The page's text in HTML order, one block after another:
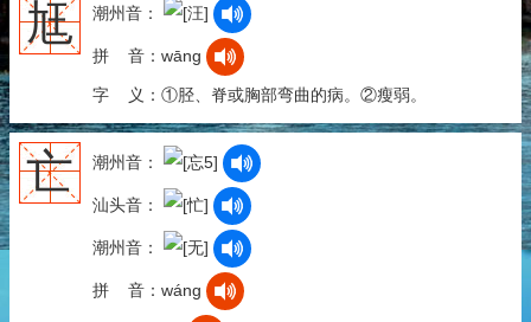
尪 潮州音：
拼 音：wāng
字 义：①胫、脊或胸部弯曲的病。②瘦弱。
亡 潮州音：
汕头音：
潮州音：
拼 音：wáng